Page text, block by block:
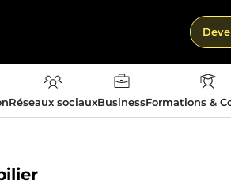
Réseaux sociauxBusinessFormations &